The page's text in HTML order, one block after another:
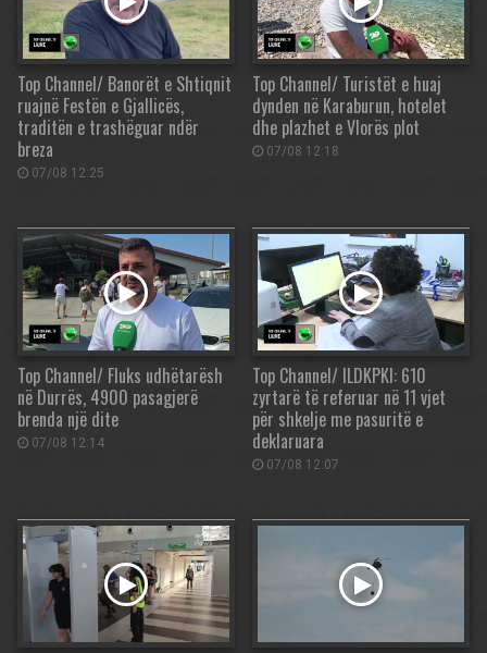
Top Channel/ Banorët e Shtiqnit
ruajnë Festën e Gjallicës,
traditën e trashëguar ndër
breza
07/08 12:25
Top Channel/ Turistët e huaj
dynden në Karaburun, hotelet
dhe plazhet e Vlorës plot
07/08 12:18
Top Channel/ Fluks udhëtarësh
në Durrës, 4900 pasagjerë
brenda një dite
07/08 12:14
Top Channel/ ILDKPKI: 610
zyrtarë të referuar në 11 vjet
për shkelje me pasuritë e
deklaruara
07/08 12:07